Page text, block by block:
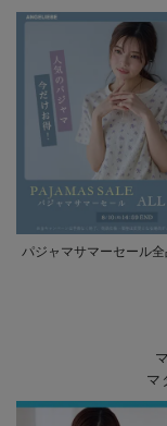
パジャマサマーセール全
マ